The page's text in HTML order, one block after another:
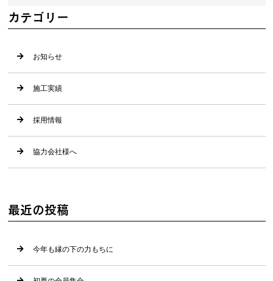
カテゴリー
お知らせ
施工実績
採用情報
協力会社様へ
最近の投稿
今年も縁の下の力もちに